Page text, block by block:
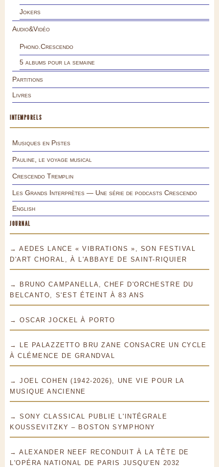
Jokers
Audio&Vidéo
Phono.Crescendo
5 albums pour la semaine
Partitions
Livres
INTEMPORELS
Musiques en Pistes
Pauline, le voyage musical
Crescendo Tremplin
Les Grands Interprètes — Une série de podcasts Crescendo
English
JOURNAL
→ AEDES LANCE « VIBRATIONS », SON FESTIVAL
D'ART CHORAL, À L'ABBAYE DE SAINT-RIQUIER
→ BRUNO CAMPANELLA, CHEF D'ORCHESTRE DU
BELCANTO, S'EST ÉTEINT À 83 ANS
→ OSCAR JOCKEL À PORTO
→ LE PALAZZETTO BRU ZANE CONSACRE UN CYCLE
À CLÉMENCE DE GRANDVAL
→ JOEL COHEN (1942-2026), UNE VIE POUR LA
MUSIQUE ANCIENNE
→ SONY CLASSICAL PUBLIE L'INTÉGRALE
KOUSSEVITZKY – BOSTON SYMPHONY
→ ALEXANDER NEEF RECONDUIT À LA TÊTE DE
L'OPÉRA NATIONAL DE PARIS JUSQU'EN 2032